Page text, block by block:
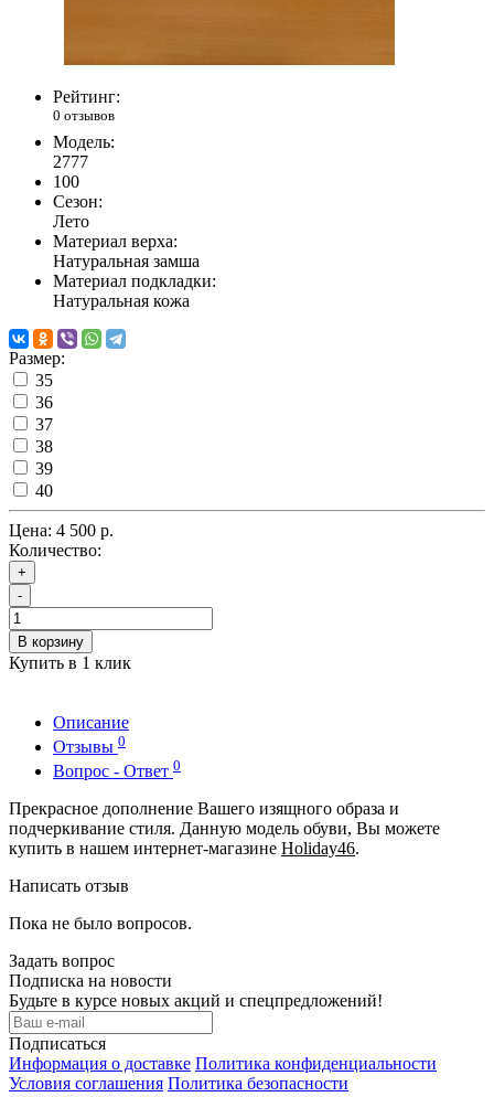
Рейтинг:
0 отзывов
Модель:
2777
100
Сезон:
Лето
Материал верха:
Натуральная замша
Материал подкладки:
Натуральная кожа
Размер:
35
36
37
38
39
40
Цена: 4 500 р.
Количество:
+
-
В корзину
Купить в 1 клик
Описание
Отзывы 0
Вопрос - Ответ 0
Прекрасное дополнение Вашего изящного образа и
подчеркивание стиля. Данную модель обуви, Вы можете
купить в нашем интернет-магазине Holiday46.
Написать отзыв
Пока не было вопросов.
Задать вопрос
Подписка на новости
Будьте в курсе новых акций и спецпредложений!
Подписаться
Информация о доставке Политика конфиденциальности
Условия соглашения Политика безопасности